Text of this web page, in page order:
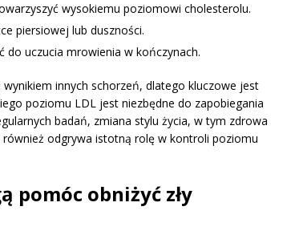
wysokiemu poziomowi cholesterolu.
piersiowej lub duszności.
do uczucia mrowienia w kończynach.
innych schorzeń, dlatego kluczowe jest
poziomu LDL jest niezbędne do zapobiegania
badań, zmiana stylu życia, w tym zdrowa
odgrywa istotną rolę w kontroli poziomu
pomóc obniżyć zły